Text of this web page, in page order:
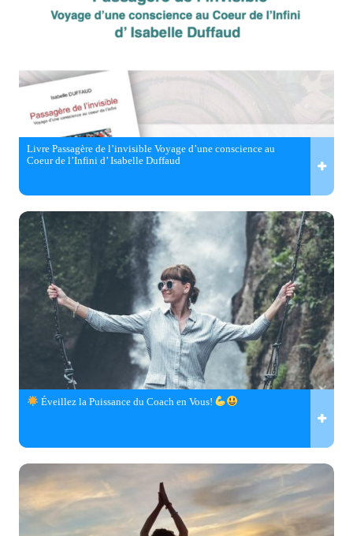
Livre Passagère de l’invisible Voyage d’une conscience au
Coeur de l’Infini d’ Isabelle Duffaud
Éveillez la Puissance du Coach en Vous!